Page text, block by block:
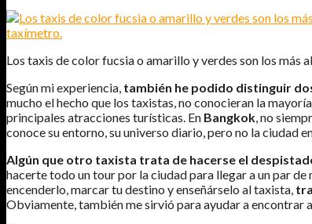
Los taxis de color fucsia o amarillo y verdes son los más
Según mi experiencia, también he podido distinguir
mucho el hecho que los taxistas, no conocieran la
principales atracciones turísticas. En Bangkok, no
conoce su entorno, su universo diario, pero no la ciudad
Algún que otro taxista trata de hacerse el
hacerte todo un tour por la ciudad para llegar a un par
encenderlo, marcar tu destino y enseñárselo al taxista,
Obviamente, también me sirvió para ayudar a encontrar